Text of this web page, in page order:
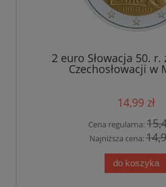
2 euro Słowacja 50. r.
Czechosłowacji w
14,99 zł
Cena regularna:
Najniższa cena:
do koszyka